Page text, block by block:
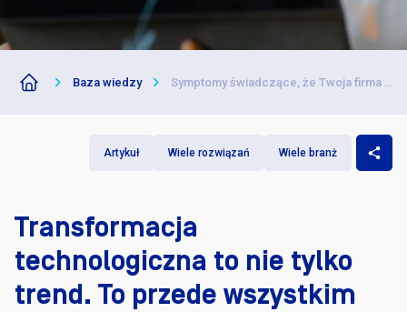
Baza wiedzy Symptomy świadczące, że Twoja firma potrzebuje cyfrowej transformacji
Artykuł Wiele rozwiązań Wiele branż
Transformacja
technologiczna to nie tylko
trend. To przede wszystkim